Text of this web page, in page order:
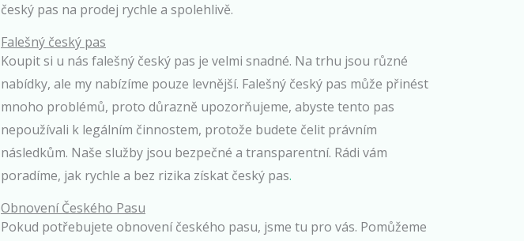
český pas na prodej rychle a spolehlivě.
Falešný český pas
Koupit si u nás falešný český pas je velmi snadné. Na trhu jsou různé
nabídky, ale my nabízíme pouze levnější. Falešný český pas může přinést
mnoho problémů, proto důrazně upozorňujeme, abyste tento pas
nepoužívali k legálním činnostem, protože budete čelit právním
následkům. Naše služby jsou bezpečné a transparentní. Rádi vám
poradíme, jak rychle a bez rizika získat český pas.
Obnovení Českého Pasu
Pokud potřebujete obnovení českého pasu, jsme tu pro vás. Pomůžeme